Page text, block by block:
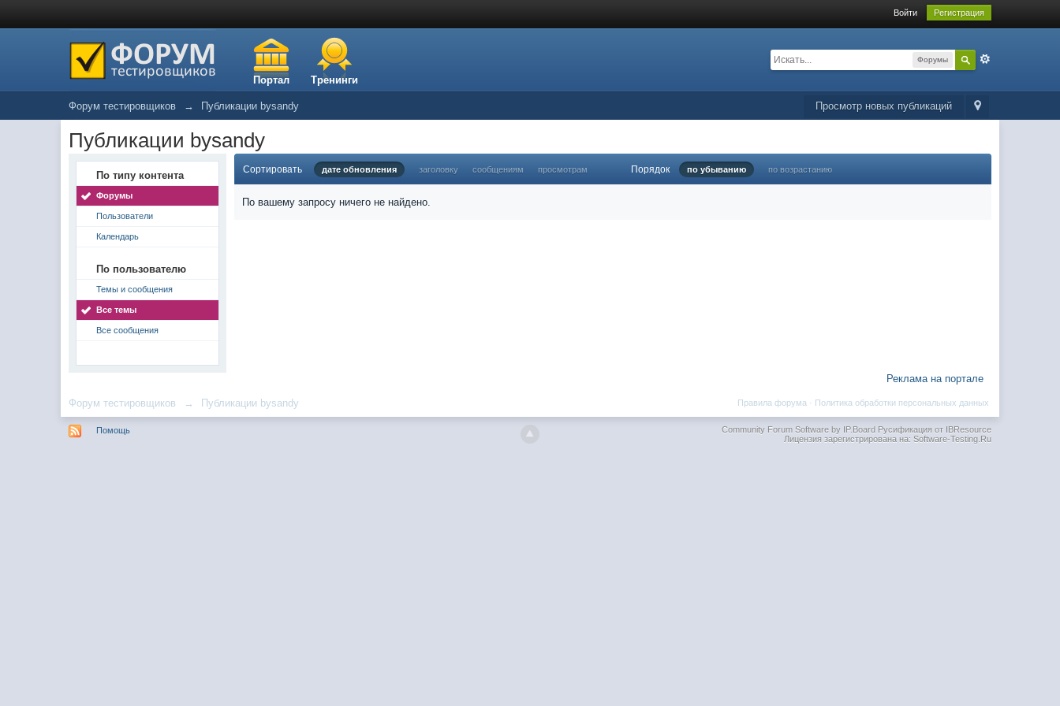
Войти Регистрация
Портал Тренинги
Форумы
Просмотр новых публикаций
Форум тестировщиков → Публикации bysandy
Публикации bysandy
По типу контента
Форумы
Пользователи
Календарь
По пользователю
Темы и сообщения
Все темы
Все сообщения
Сортировать дате обновления заголовку сообщениям просмотрам Порядок по убыванию по возрастанию
По вашему запросу ничего не найдено.
Реклама на портале
Форум тестировщиков → Публикации bysandy Политика обработки персональных данных
Правила форума ·
Помощь Community Forum Software by IP.BoardРусификация от IBResource
Лицензия зарегистрирована на: Software-Testing.Ru